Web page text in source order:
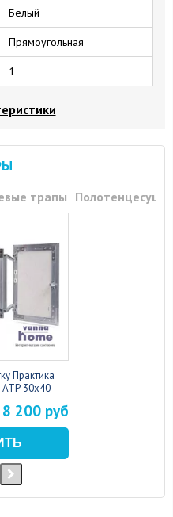
Белый
Прямоугольная
1
трапы
Практика
30x40
8 200 руб